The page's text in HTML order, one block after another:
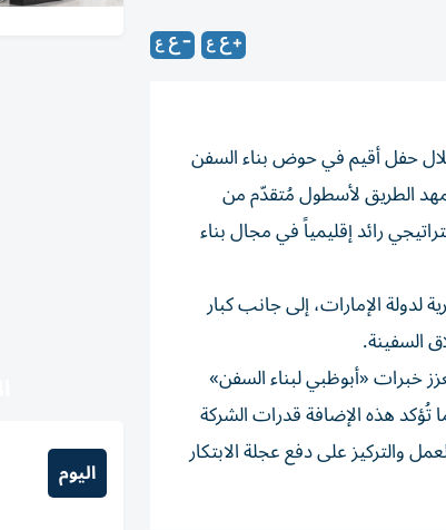
لبناء السفن، بتحقيق إنجاز مهم، يتمثل بإطلاق أول سفينة من فئة «فلج 3»، خلال حفل أقيم في حوض بناء السفن
يُمهد الطريق لأسطول مُتقدّم من
رائد إقليمياً في مجال بناء
الإمارات، إلى جانب كبار
السفينة.
خبرات «أبوظبي لبناء السفن»
تُؤكد هذه الإضافة قدرات الشركة
والتركيز على دفع عجلة الابتكار
اليوم